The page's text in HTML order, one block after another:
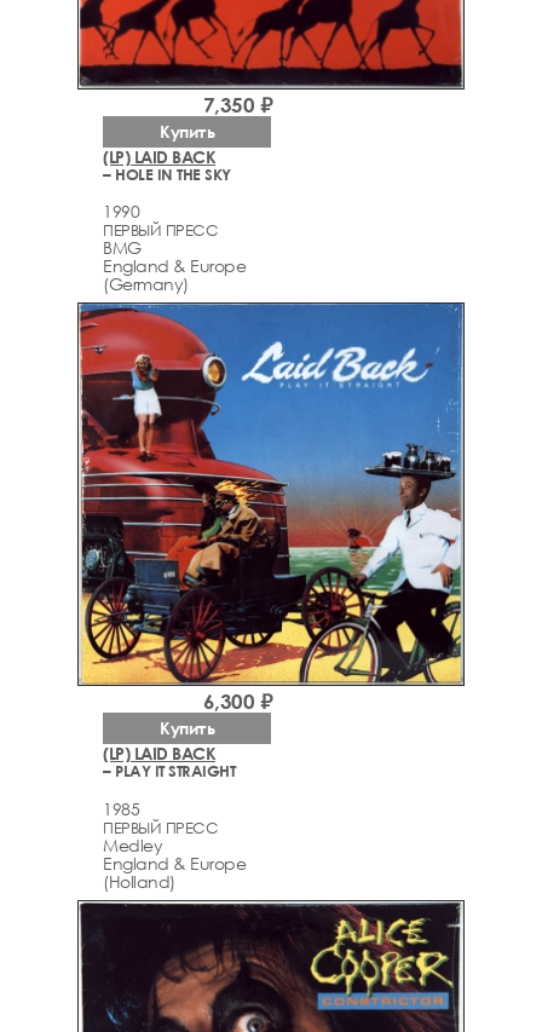
(LP) LAID BACK
– HOLE IN THE SKY
1990
ПЕРВЫЙ ПРЕСС
BMG
England & Europe
(Germany)
7,350 ₽
Купить
(LP) LAID BACK
– PLAY IT STRAIGHT
1985
ПЕРВЫЙ ПРЕСС
Medley
England & Europe
(Holland)
6,300 ₽
Купить